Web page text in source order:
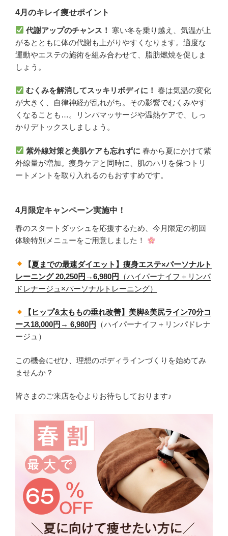
4月のキレイ痩せポイント
代謝アップのチャンス！
寒い冬を乗り越え、気温が上
がるとともに体の代謝も上がりやすくなります。適度な
運動やエステの施術を組み合わせて、脂肪燃焼を促しま
しょう。
むくみを解消してスッキリボディに！ 春は気温の変化
が大きく、自律神経が乱れがち。その影響でむくみやす
くなることも…。リンパマッサージや温熱ケアで、しっ
かりデトックスしましょう。
紫外線対策と美肌ケアも忘れずに 春から夏にかけて紫
外線量が増加。痩身ケアと同時に、肌のハリを保つトリ
ートメントを取り入れるのもおすすめです。
4月限定キャンペーン実施中！
春のスタートダッシュを応援するため、今月限定の初回
体験特別メニューをご用意しました！
【夏までの最速ダイエット】痩身エステ×パーソナルト
レーニング 20,250円→6,980円
（ハイパーナイフ＋リンパ
ドレナージュ×パーソナルトレーニング）
【ヒップ&太ももの垂れ改善】美脚&美尻ライン70分コ
ース18,000円→ 6,980円
（ハイパーナイフ＋リンパドレナ
ージュ）
この機会にぜひ、理想のボディラインづくりを始めてみ
ませんか？
皆さまのご来店を心よりお待ちしております♪